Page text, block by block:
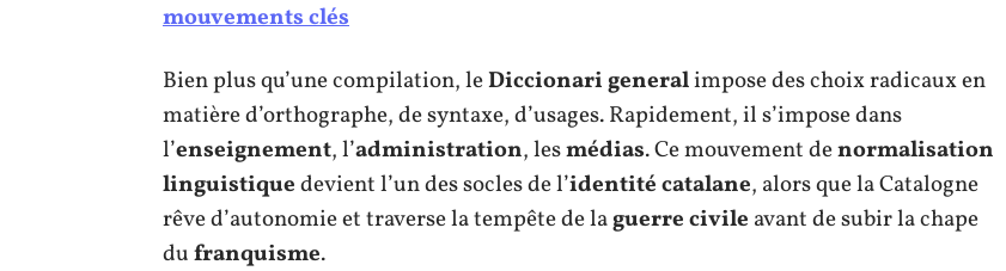
mouvements clés
Bien plus qu’une compilation, leDiccionari generalimpose des choix radicaux en
matière d’orthographe, de syntaxe, d’usages. Rapidement, il s’impose dans
l’enseignement, l’administration, lesmédias. Ce mouvement denormalisation
linguistiquedevient l’un des socles de l’identité catalane, alors que la Catalogne
rêve d’autonomie et traverse la tempête de laguerre civile avant de subir la chape
dufranquisme.